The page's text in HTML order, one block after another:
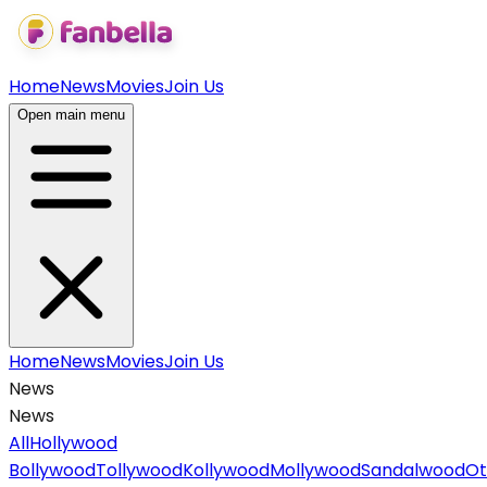
HomeNewsMoviesJoin Us
Open main menu
HomeNewsMoviesJoin Us
News
News
AllHollywood
BollywoodTollywoodKollywoodMollywoodSandalwood